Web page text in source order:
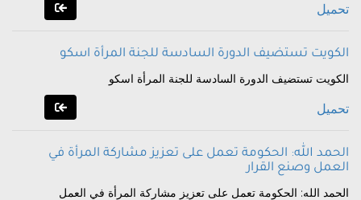
تحميل
الكويت تستضيف الدورة السادسة للجنة المرأة اسكو
الكويت تستضيف الدورة السادسة للجنة المرأة اسكو
تحميل
الحمد الله: الحكومة تعمل على تعزيز مشاركة المرأة في
العمل وصنع القرار
الحمد الله: الحكومة تعمل على تعزيز مشاركة المرأة في العمل